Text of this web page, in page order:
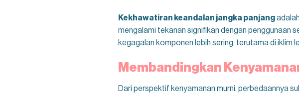
Kekhawatiran keandalan jangka panjang
mengalami tekanan signifikan dengan penggunaan
kegagalan komponen lebih sering, terutama di
Membandingkan
Dari perspektif kenyamanan murni, perbedaannya